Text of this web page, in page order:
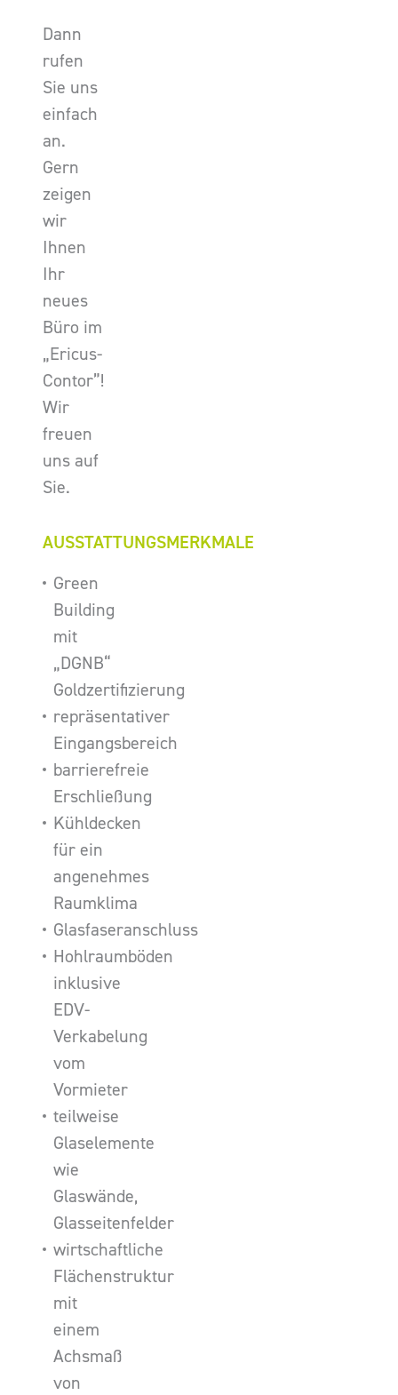
Dann
rufen
Sie uns
einfach
an.
Gern
zeigen
wir
Ihnen
Ihr
neues
Büro im
„Ericus-
Contor”!
Wir
freuen
uns auf
Sie.
AUSSTATTUNGSMERKMALE
Green
Building
mit
„DGNB“
Goldzertifizierung
repräsentativer
Eingangsbereich
barrierefreie
Erschließung
Kühldecken
für ein
angenehmes
Raumklima
Glasfaseranschluss
Hohlraumböden
inklusive
EDV-
Verkabelung
vom
Vormieter
teilweise
Glaselemente
wie
Glaswände,
Glasseitenfelder
wirtschaftliche
Flächenstruktur
mit
einem
Achsmaß
von